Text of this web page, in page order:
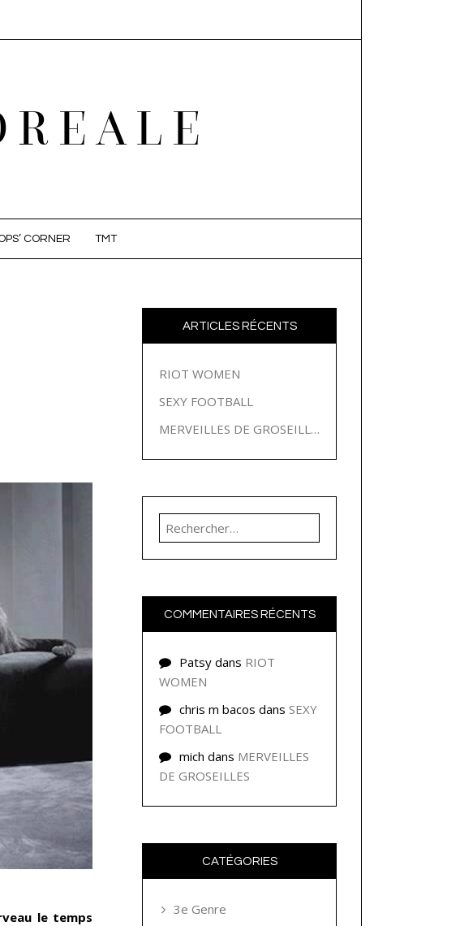
CORNER TMT
le temps
ARTICLES RÉCENTS
RIOT WOMEN
SEXY FOOTBALL
MERVEILLES DE GROSEILLES
Rechercher :
COMMENTAIRES RÉCENTS
Patsy dans RIOT
WOMEN
chris m bacos dans SEXY
FOOTBALL
mich dans MERVEILLES
DE GROSEILLES
CATÉGORIES
3e Genre